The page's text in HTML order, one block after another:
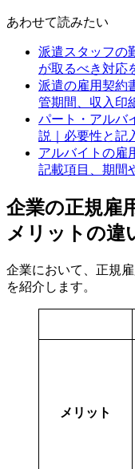
あわせて読みたい
派遣スタッフの
が取るべき対応
派遣の雇用契約
管期間、収入印
パート・アルバ
説｜必要性と記
アルバイトの雇
記載項目、期間
企業の正規雇
メリットの違
企業において、正規
を紹介します。
メリット